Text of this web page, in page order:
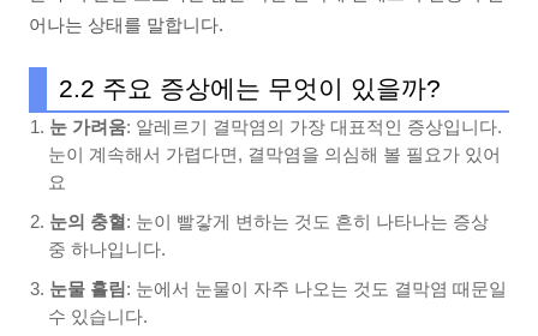
어나는 상태를 말합니다.
2.2 주요 증상에는 무엇이 있을까?
눈 가려움: 알레르기 결막염의 가장 대표적인 증상입니다.
눈이 계속해서 가렵다면, 결막염을 의심해 볼 필요가 있어
요
눈의 충혈 : 눈이 빨갛게 변하는 것도 흔히 나타나는 증상
중 하나입니다.
눈물 흘림 : 눈에서 눈물이 자주 나오는 것도 결막염 때문일
수 있습니다.